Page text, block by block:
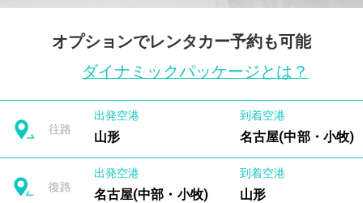
オプションでレンタカー予約も可能
ダイナミックパッケージとは？
往路
出発空港
山形
到着空港
名古屋(中部・小牧)
復路
出発空港
名古屋(中部・小牧)
到着空港
山形